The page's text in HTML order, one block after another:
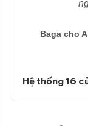
Baga cho
Hệ thống 16